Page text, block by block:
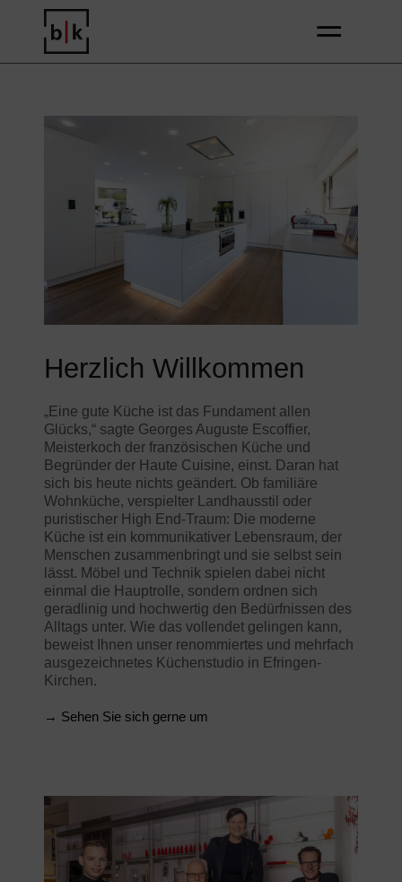
springen
Herzlich Willkommen
„Eine gute Küche ist das Fundament allen
Glücks,“ sagte Georges Auguste Escoffier,
Meisterkoch der französischen Küche und
Begründer der Haute Cuisine, einst. Daran hat
sich bis heute nichts geändert. Ob familiäre
Wohnküche, verspielter Landhausstil oder
puristischer High End-Traum: Die moderne
Küche ist ein kommunikativer Lebensraum, der
Menschen zusammenbringt und sie selbst sein
lässt. Möbel und Technik spielen dabei nicht
einmal die Hauptrolle, sondern ordnen sich
geradlinig und hochwertig den Bedürfnissen des
Alltags unter. Wie das vollendet gelingen kann,
beweist Ihnen unser renommiertes und mehrfach
ausgezeichnetes Küchenstudio in Efringen-
Kirchen.
→ Sehen Sie sich gerne um